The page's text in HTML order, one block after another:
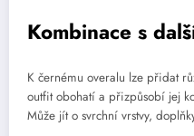
Kombinace s
K černému overalu lze přidat
outfit obohatí a přizpůsobí jej
Může jít o svrchní vrstvy,